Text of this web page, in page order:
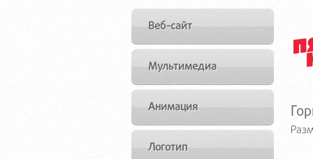
Веб-сайт
Мультимедиа
Анимация
Логотип